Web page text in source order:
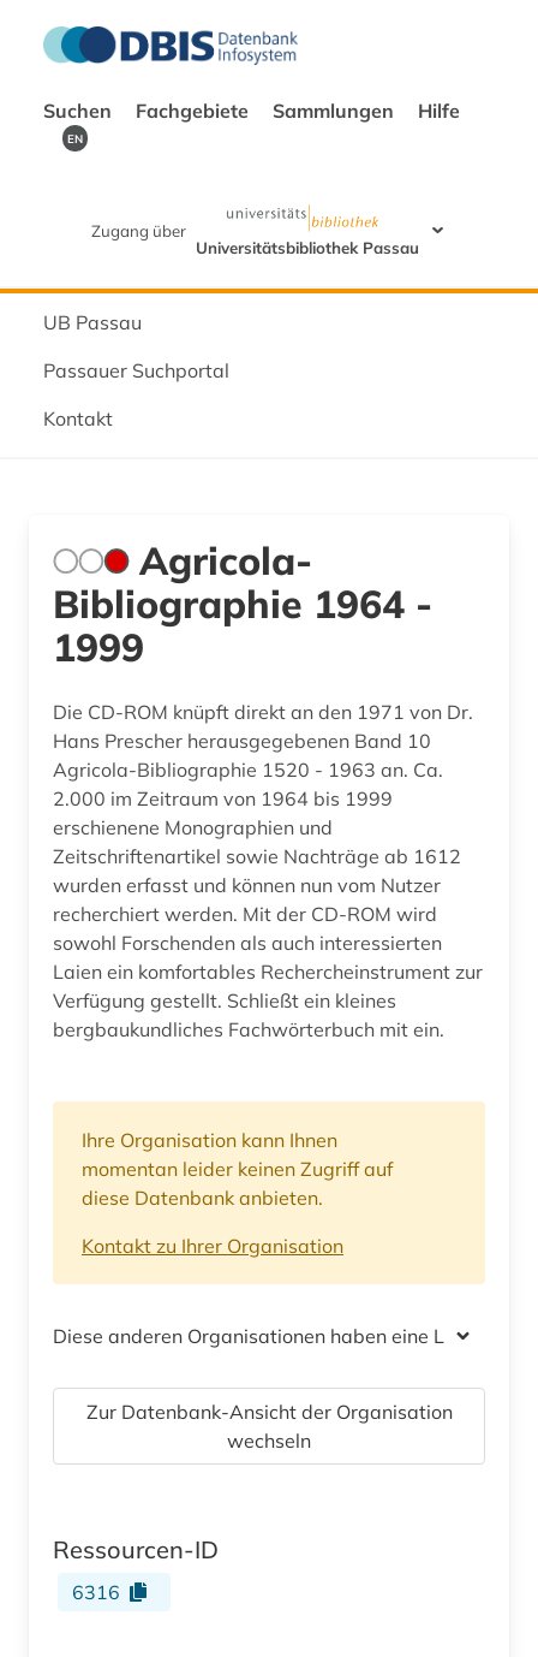
Suchen Fachgebiete Sammlungen Hilfe
EN
Zugang über
Universitätsbibliothek Passau
UB Passau
Passauer Suchportal
Kontakt
Agricola-
Bibliographie 1964 -
1999
Die CD-ROM knüpft direkt an den 1971 von Dr.
Hans Prescher herausgegebenen Band 10
Agricola-Bibliographie 1520 - 1963 an. Ca.
2.000 im Zeitraum von 1964 bis 1999
erschienene Monographien und
Zeitschriftenartikel sowie Nachträge ab 1612
wurden erfasst und können nun vom Nutzer
recherchiert werden. Mit der CD-ROM wird
sowohl Forschenden als auch interessierten
Laien ein komfortables Rechercheinstrument zur
Verfügung gestellt. Schließt ein kleines
bergbaukundliches Fachwörterbuch mit ein.
Ihre Organisation kann Ihnen
momentan leider keinen Zugriff auf
diese Datenbank anbieten.
Kontakt zu Ihrer Organisation
Diese anderen Organisationen haben eine Lizenz
Zur Datenbank-Ansicht der Organisation
wechseln
Ressourcen-ID
6316